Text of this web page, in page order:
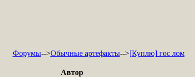
Форумы-->Обычные артефакты-->[Куплю] гос лом
Автор